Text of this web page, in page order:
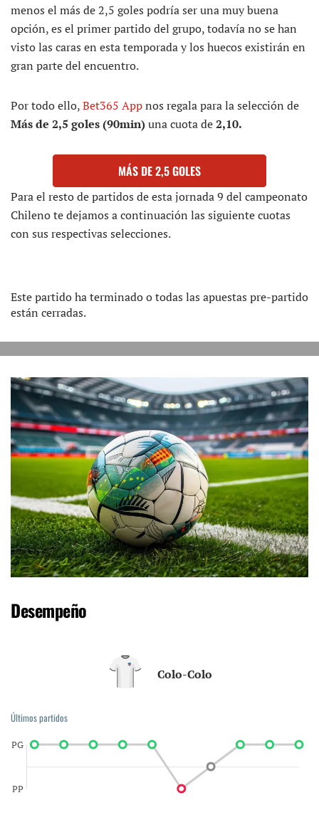
menos el más de 2,5 goles podría ser una muy buena
opción, es el primer partido del grupo, todavía no se han
visto las caras en esta temporada y los huecos existirán en
gran parte del encuentro.
Por todo ello,Bet365 Appnos regala para la selección de
Más de 2,5 goles (90min)una cuota de2,10.
MÁS DE 2,5 GOLES
Para el resto de partidos de esta jornada 9 del campeonato
Chileno te dejamos a continuación las siguiente cuotas
con sus respectivas selecciones.
Este partido ha terminado o todas las apuestas pre-partido
están cerradas.
Desempeño
Colo-Colo
Últimos partidos
PP
PG